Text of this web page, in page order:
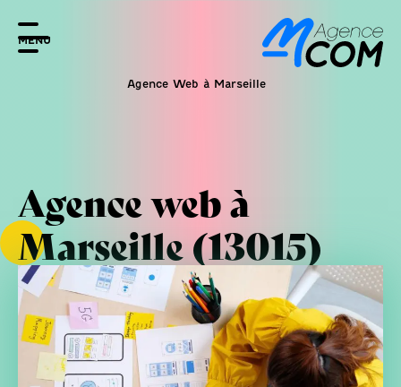
MENU
Agence Web à Marseille
Agence web à
Marseille (13015)